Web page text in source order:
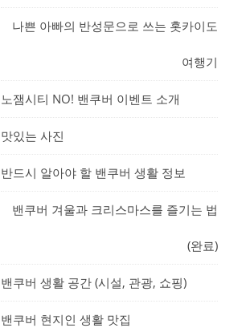
나쁜 아빠의 반성문으로 쓰는 홋카이도
여행기
노잼시티 NO! 밴쿠버 이벤트 소개
맛있는 사진
반드시 알아야 할 밴쿠버 생활 정보
밴쿠버 겨울과 크리스마스를 즐기는 법
(완료)
밴쿠버 생활 공간 (시설, 관광, 쇼핑)
밴쿠버 현지인 생활 맛집